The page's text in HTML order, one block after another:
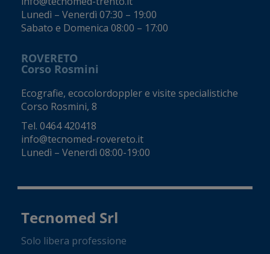
Lunedì – Venerdì 07:30 – 19:00
Sabato e Domenica 08:00 – 17:00
ROVERETO
Corso Rosmini
Ecografie, ecocolordoppler e visite specialistiche
Corso Rosmini, 8
Tel. 0464 420418
info@tecnomed-rovereto.it
Lunedì – Venerdì 08:00-19:00
Tecnomed Srl
Solo libera professione